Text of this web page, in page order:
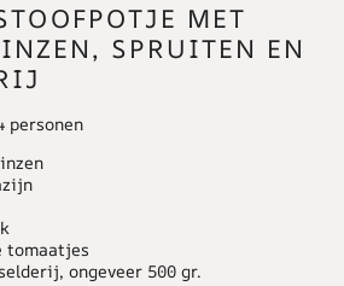
MET
SPRUITEN EN
personen
tomaatjes
ongeveer 500 gr.